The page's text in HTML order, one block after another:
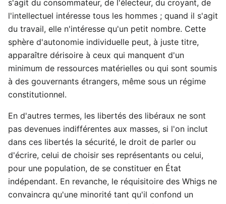
s'agit du consommateur, de l'électeur, du croyant, de
l'intellectuel intéresse tous les hommes ; quand il s'agit
du travail, elle n'intéresse qu'un petit nombre. Cette
sphère d'autonomie individuelle peut, à juste titre,
apparaître dérisoire à ceux qui manquent d'un
minimum de ressources matérielles ou qui sont soumis
à des gouvernants étrangers, même sous un régime
constitutionnel.
En d'autres termes, les libertés des libéraux ne sont
pas devenues indifférentes aux masses, si l'on inclut
dans ces libertés la sécurité, le droit de parler ou
d'écrire, celui de choisir ses représentants ou celui,
pour une population, de se constituer en État
indépendant. En revanche, le réquisitoire des Whigs ne
convaincra qu'une minorité tant qu'il confond un